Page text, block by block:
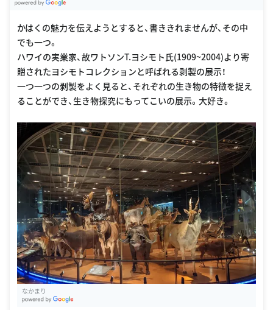
かはくの魅力を伝えようとすると、書ききれませんが、その中
でも一つ。
ハワイの実業家、故ワトソンT.ヨシモト氏(1909~2004)より寄
贈されたヨシモトコレクションと呼ばれる剥製の展示！
一つ一つの剥製をよく見ると、それぞれの生き物の特徴を捉え
ることができ、生き物探究にもってこいの展示。大好き。
なかまり